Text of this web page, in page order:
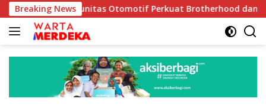
Langsung
ke
konten
Breaking NewsOtomotif Perkuat Brotherhood dan Persatuan